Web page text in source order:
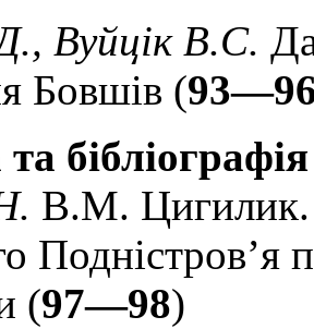
Вуйцік В.С.
Бовшів (
бібліографія
В.М. Цигилик.
Подністров’я
(97—98)